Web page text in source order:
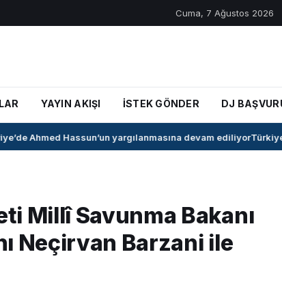
Cuma, 7 Ağustos 2026
YAYIN AKIŞI İSTEK GÖNDER DJ
Ahmed Hassun’un yargılanmasına devam ediliyorTürkiye
Millî Savunma Bakanı
Neçirvan Barzani ile